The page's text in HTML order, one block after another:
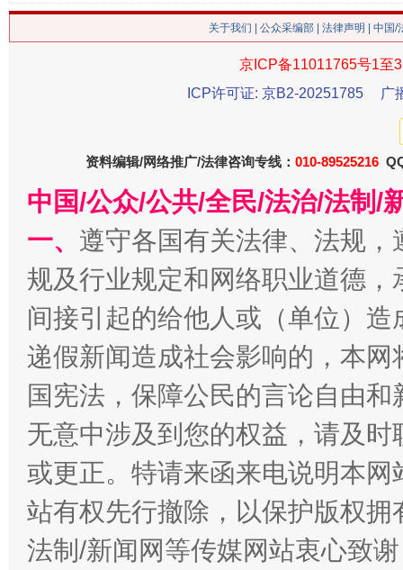
“刷贴”乱象丛生
揭批美国五大"原罪" "炒
关于我们 公众采编部 法律声明 | 中国
京ICP备11011765号1至
ICP许可证: 京B2-20251785
广
资料编辑/网络推广/法律咨询专线： 010-89525216
中国/公众/公共/全民/法治/法制/
一、 遵守各国有关法律、法规
规及行业规定和网络职业道德
间接引起的给他人或（单位）
递假新闻造成社会影响的，本
国宪法，保障公民的言论自由
无意中涉及到您的权益，请及
或更正。特请来函来电说明本
站有权先行撤除，以保护版权
法制/新闻网等传媒网站衷心致